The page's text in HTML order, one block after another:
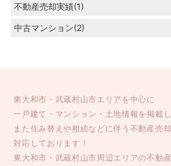
不動産売却実績(1)
中古マンション(2)
東大和市・武蔵村山市エリアを中心に
一戸建て・マンション・土地情報を掲載し
また住み替えや相続などに伴う不動産売
対応しております！
東大和市・武蔵村山市周辺エリアの不動